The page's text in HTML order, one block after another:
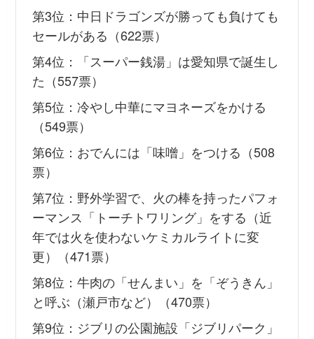
第3位：中日ドラゴンズが勝っても負けても
セールがある（622票）
第4位：「スーパー銭湯」は愛知県で誕生し
た（557票）
第5位：冷やし中華にマヨネーズをかける
（549票）
第6位：おでんには「味噌」をつける（508
票）
第7位：野外学習で、火の棒を持ったパフォ
ーマンス「トーチトワリング」をする（近
年では火を使わないケミカルライトに変
更）（471票）
第8位：牛肉の「せんまい」を「ぞうきん」
と呼ぶ（瀬戸市など）（470票）
第9位：ジブリの公園施設「ジブリパーク」